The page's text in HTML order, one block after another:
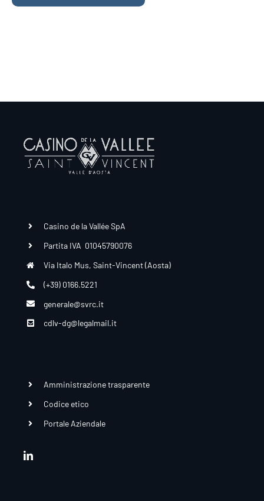
Casino de la Vallée SpA
Partita IVA 01045790076
Via Italo Mus, Saint-Vincent (Aosta)
(+39) 0166.5221
generale@svrc.it
cdlv-dg@legalmail.it
Amministrazione trasparente
Codice etico
Portale Aziendale